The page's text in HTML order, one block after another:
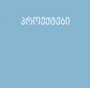
პროექტები